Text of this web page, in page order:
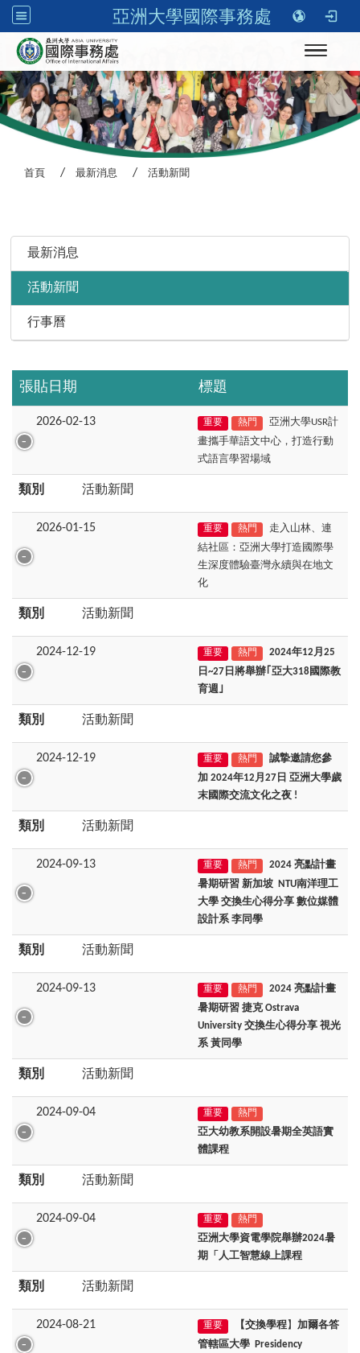
亞洲大學國際事務處
Toggle
首頁 最新消息 活動新聞
最新消息
活動新聞
行事曆
張貼日期 標題
2026-02-13 重要 熱門
亞洲大學USR計
畫攜手華語文中心，打造行動
式語言學習場域
類別 活動新聞
2026-01-15 重要 熱門
走入山林、連
結社區：亞洲大學打造國際學
生深度體驗臺灣永續與在地文
化
類別 活動新聞
2024-12-19 重要 熱門
2024年12月25
日~27日將舉辦｢亞大318國際教
育週｣
類別 活動新聞
2024-12-19 重要 熱門
誠摯邀請您參
加 2024年12月27日 亞洲大學歲
末國際交流文化之夜 !
類別 活動新聞
2024-09-13 重要 熱門
2024 亮點計畫
暑期研習 新加坡 NTU南洋理工
大學 交換生心得分享 數位媒體
設計系 李同學
類別 活動新聞
2024-09-13 重要 熱門
2024 亮點計畫
暑期研習 捷克 Ostrava
University 交換生心得分享 視光
系 黃同學
類別 活動新聞
2024-09-04 重要 熱門
亞大幼教系開設暑期全英語實
體課程
類別 活動新聞
2024-09-04 重要 熱門
亞洲大學資電學院舉辦2024暑
期「人工智慧線上課程
類別 活動新聞
2024-08-21 重要 【交換學程】 加爾各答
管轄區大學 Presidency